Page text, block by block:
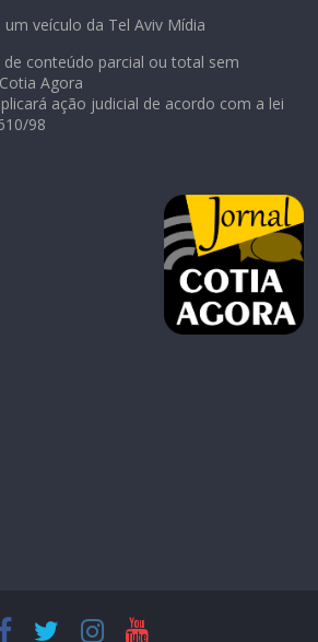
veículo da Tel Aviv Mídia
conteúdo parcial ou total sem
Agora
ação judicial de acordo com a lei
98